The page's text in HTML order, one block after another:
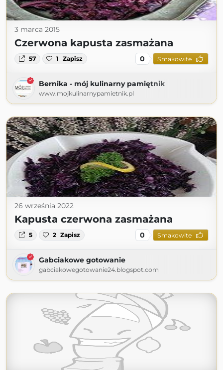
3 marca 2015
Czerwona kapusta zasmażana
57 1 Zapisz 0 Smakowite
Bernika - mój kulinarny pamiętnik
www.mojkulinarnypamietnik.pl
26 września 2022
Kapusta czerwona zasmażana
5 2 Zapisz 0 Smakowite
Gabciakowe gotowanie
gabciakowegotowanie24.blogspot.com